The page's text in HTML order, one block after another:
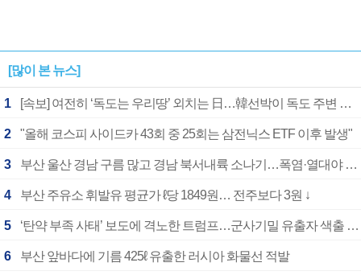
[많이 본 뉴스]
1 [속보] 여전히 ‘독도는 우리땅’ 외치는 日…韓선박이 독도 주변 해양조사 활동하자 반발
2 "올해 코스피 사이드카 43회 중 25회는 삼전닉스 ETF 이후 발생"
3 부산 울산 경남 구름 많고 경남 북서내륙 소나기…폭염·열대야 계속
4 부산 주유소 휘발유 평균가 ℓ당 1849원… 전주보다 3원 ↓
5 ‘탄약 부족 사태’ 보도에 격노한 트럼프…군사기밀 유출자 색출 지시
6 부산 앞바다에 기름 425ℓ 유출한 러시아 화물선 적발